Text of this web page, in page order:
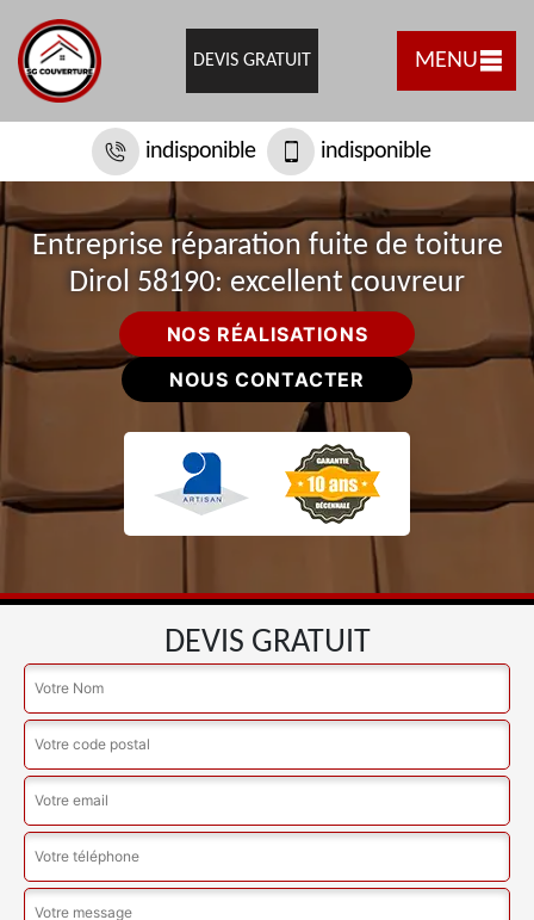
DEVIS GRATUIT MENU
indisponible indisponible
Entreprise réparation fuite de toiture
Dirol 58190: excellent couvreur
NOS RÉALISATIONS
NOUS CONTACTER
DEVIS GRATUIT